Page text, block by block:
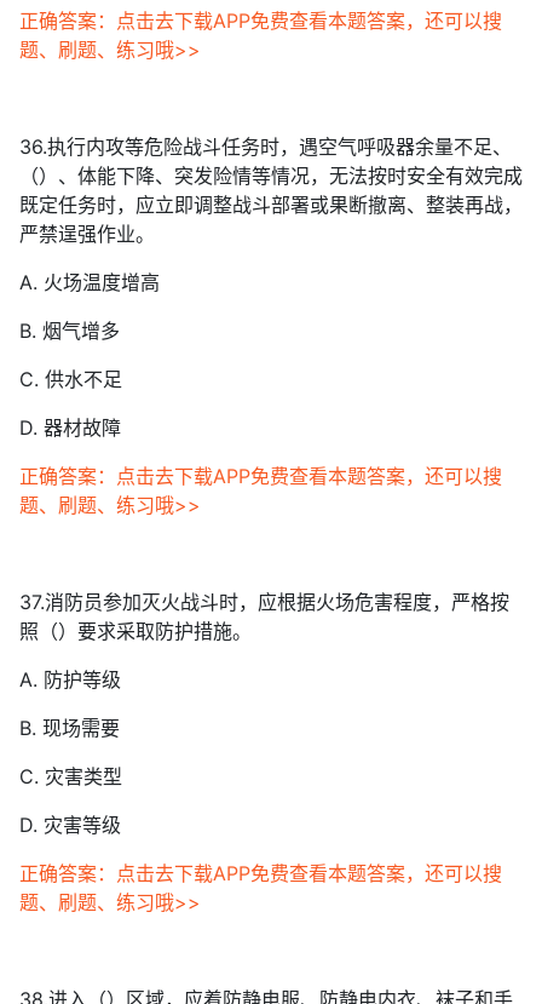
正确答案：点击去下载APP免费查看本题答案，还可以搜
题、刷题、练习哦>>
36.执行内攻等危险战斗任务时，遇空气呼吸器余量不足、
（）、体能下降、突发险情等情况，无法按时安全有效完成
既定任务时，应立即调整战斗部署或果断撤离、整装再战，
严禁逞强作业。
A. 火场温度增高
B. 烟气增多
C. 供水不足
D. 器材故障
正确答案：点击去下载APP免费查看本题答案，还可以搜
题、刷题、练习哦>>
37.消防员参加灭火战斗时，应根据火场危害程度，严格按
照（）要求采取防护措施。
A. 防护等级
B. 现场需要
C. 灾害类型
D. 灾害等级
正确答案：点击去下载APP免费查看本题答案，还可以搜
题、刷题、练习哦>>
38.进入（）区域，应着防静电服、防静电内衣、袜子和手